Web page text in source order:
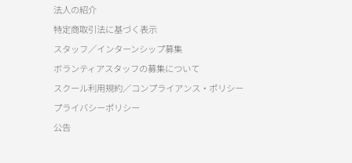
法人の紹介
特定商取引法に基づく表示
スタッフ／インターンシップ募集
ボランティアスタッフの募集について
スクール利用規約／コンプライアンス・ポリシー
プライバシーポリシー
公告